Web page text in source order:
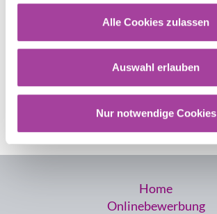
Alle Cookies zulassen
Auswahl erlauben
Nur notwendige Cookies
Home
Onlinebewerbung